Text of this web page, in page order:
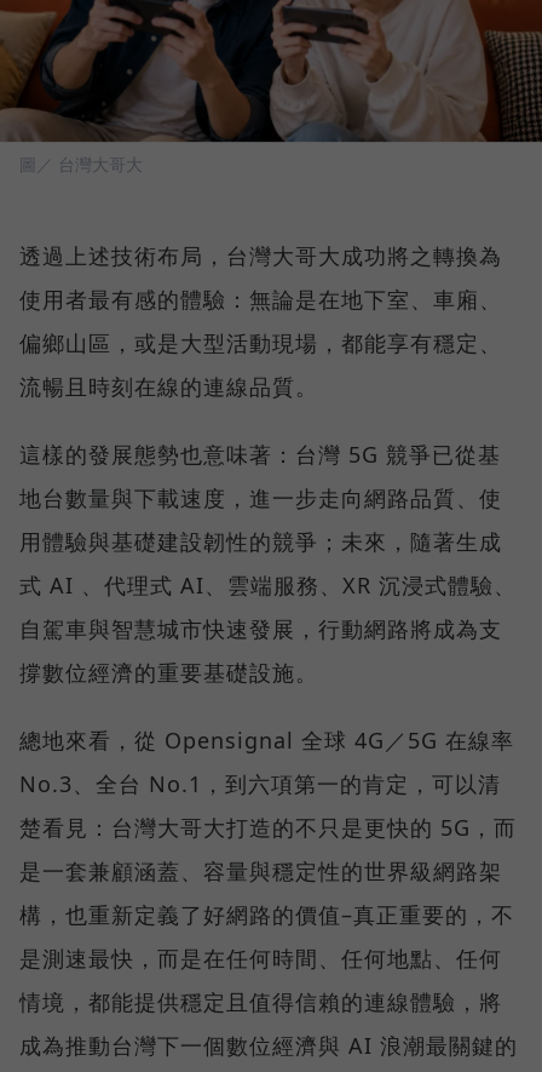
圖／ 台灣大哥大
透過上述技術布局，台灣大哥大成功將之轉換為
使用者最有感的體驗：無論是在地下室、車廂、
偏鄉山區，或是大型活動現場，都能享有穩定、
流暢且時刻在線的連線品質。
這樣的發展態勢也意味著：台灣 5G 競爭已從基
地台數量與下載速度，進一步走向網路品質、使
用體驗與基礎建設韌性的競爭；未來，隨著生成
式 AI 、代理式 AI、雲端服務、XR 沉浸式體驗、
自駕車與智慧城市快速發展，行動網路將成為支
撐數位經濟的重要基礎設施。
總地來看，從 Opensignal 全球 4G／5G 在線率
No.3、全台 No.1，到六項第一的肯定，可以清
楚看見：台灣大哥大打造的不只是更快的 5G，而
是一套兼顧涵蓋、容量與穩定性的世界級網路架
構，也重新定義了好網路的價值–真正重要的，不
是測速最快，而是在任何時間、任何地點、任何
情境，都能提供穩定且值得信賴的連線體驗，將
成為推動台灣下一個數位經濟與 AI 浪潮最關鍵的